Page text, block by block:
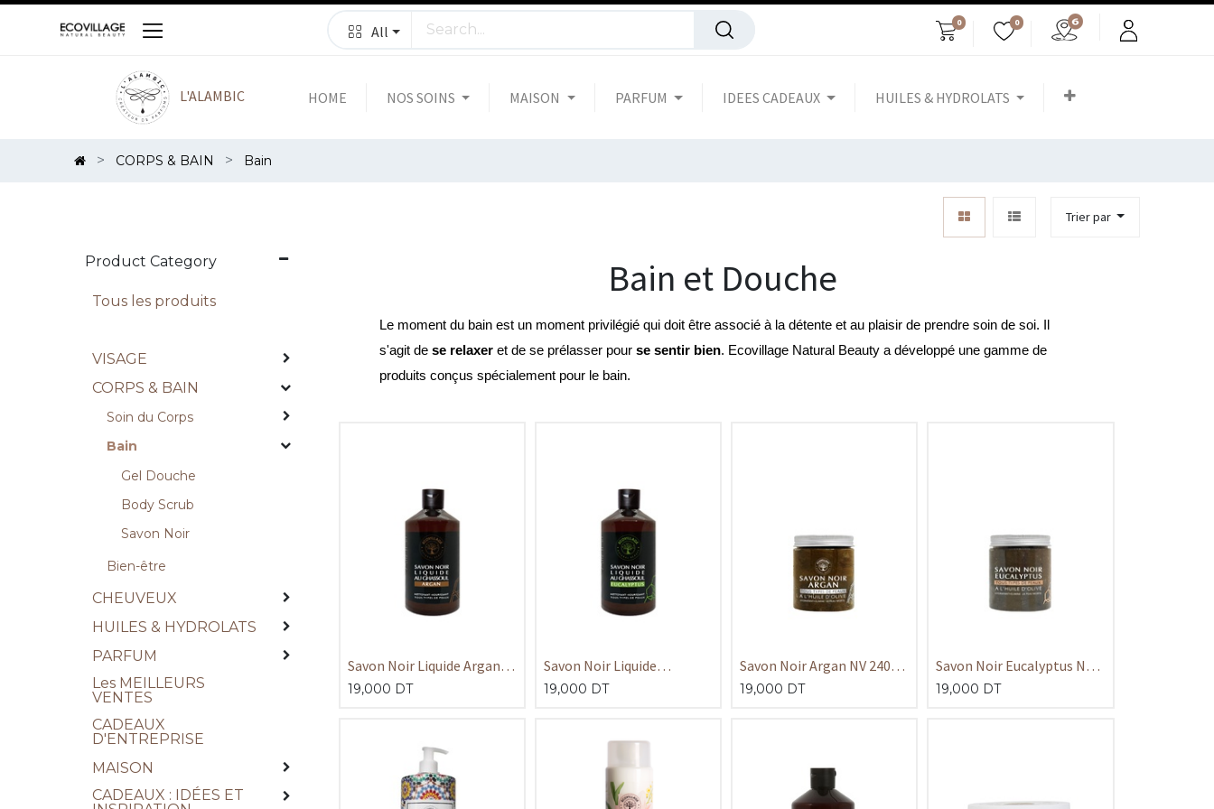
All
0 0
L'ALAMBIC HOME NOS SOINS MAISON PARFUM IDEES CADEAUX HUILES & HYDROLATS
CORPS & BAIN Bain
Trier par
Product Category
Tous les produits
VISAGE
CORPS & BAIN
Soin du Corps
Bain
Gel Douche
Body Scrub
Savon Noir
Bien-être
CHEUVEUX
HUILES & HYDROLATS
PARFUM
Les MEILLEURS
VENTES
CADEAUX
D'ENTREPRISE
MAISON
CADEAUX : IDÉES ET
Bain et Douche
Le moment du bain est un moment privilégié qui doit être associé à la détente et au plaisir de prendre soin de soi. Il
s'agit de se relaxer et de se prélasser pour se sentir bien. Ecovillage Natural Beauty a développé une gamme de
produits conçus spécialement pour le bain.
Savon Noir Liquide Argan
400ml
19,000 DT
Savon Noir Liquide
Eucalyptus 400ml
19,000 DT
Savon Noir Argan NV 240
GR
19,000 DT
Savon Noir Eucalyptus NV
240 gr
19,000 DT